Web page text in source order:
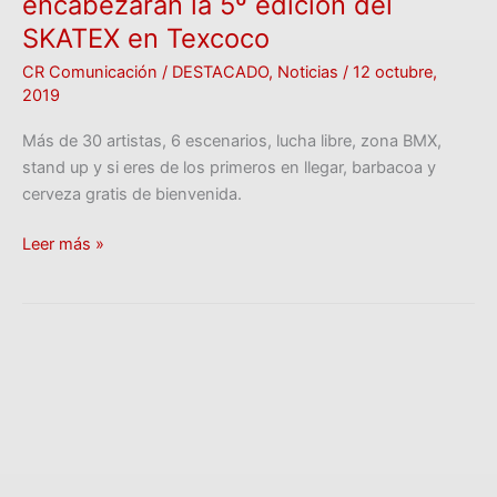
SKATEX en Texcoco
CR Comunicación / DESTACADO, Noticias / 12 octubre,
2019
Más de 30 artistas, 6 escenarios, lucha libre, zona BMX,
stand up y si eres de los primeros en llegar, barbacoa y
cerveza gratis de bienvenida.
Leer más »